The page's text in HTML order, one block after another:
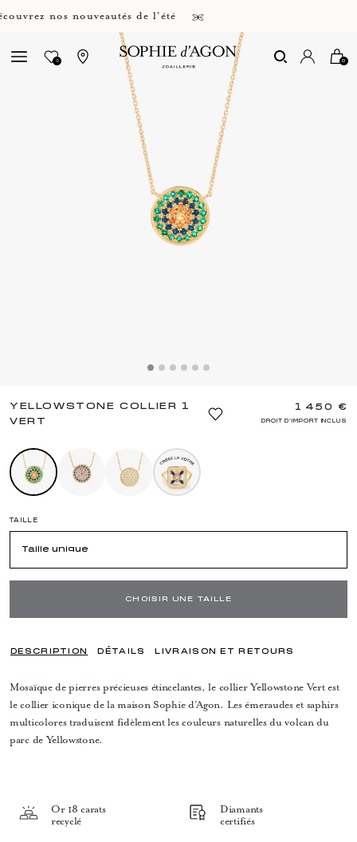
nos nouveautés de l'été
0 0
YELLOWSTONE COLLIER 1
VERT
1 450 €
DROIT D'IMPORT INCLUS
TAILLE
Taille unique
CHOISIR UNE TAILLE
DESCRIPTION DÉTAILS LIVRAISON ET RETOURS
Mosaïque de pierres précieuses étincelantes, le collier Yellowstone Vert est
le collier iconique de la maison Sophie d’Agon. Les émeraudes et saphirs
multicolores traduisent fidèlement les couleurs naturelles du volcan du
parc de Yellowstone.
Or 18 carats
recyclé
Diamants
certifiés